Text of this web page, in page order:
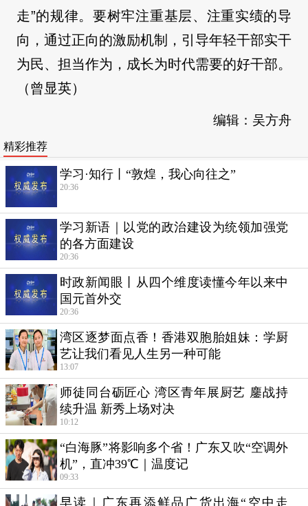
走”的规律。要树牢注重基层、注重实绩的导
向，通过正向的激励机制，引导年轻干部实干
为民、担当作为，成长为时代需要的好干部。
（曾显英）
编辑：吴方舟
精彩推荐